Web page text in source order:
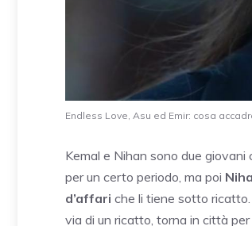
Endless Love, Asu ed Emir: cosa
Kemal e Nihan sono due
per un certo periodo, ma poi
d’affari che li tiene sotto
via di un ricatto, torna in città per